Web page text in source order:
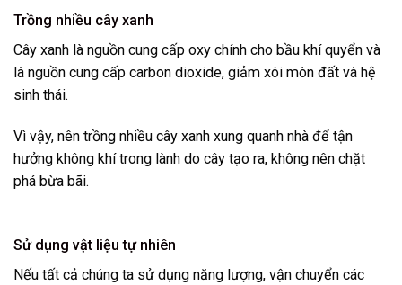
Trồng nhiều cây xanh
Cây xanh là nguồn cung cấp oxy chính cho bầu khí quyển và
là nguồn cung cấp carbon dioxide, giảm xói mòn đất và hệ
sinh thái.
Vì vậy, nên trồng nhiều cây xanh xung quanh nhà để tận
hưởng không khí trong lành do cây tạo ra, không nên chặt
phá bừa bãi.
Sử dụng vật liệu tự nhiên
Nếu tất cả chúng ta sử dụng năng lượng, vận chuyển các